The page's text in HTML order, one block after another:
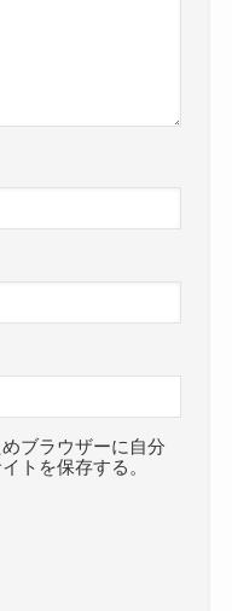
ブラウザーに自分
トを保存する。